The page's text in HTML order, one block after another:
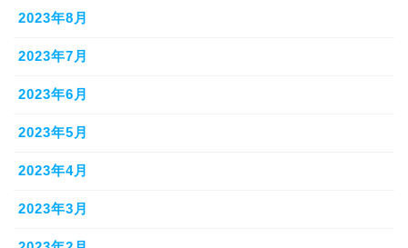
2023年8月
2023年7月
2023年6月
2023年5月
2023年4月
2023年3月